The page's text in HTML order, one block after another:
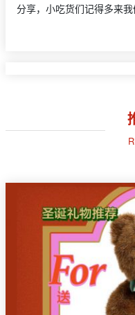
分享，小吃货们记得多来我